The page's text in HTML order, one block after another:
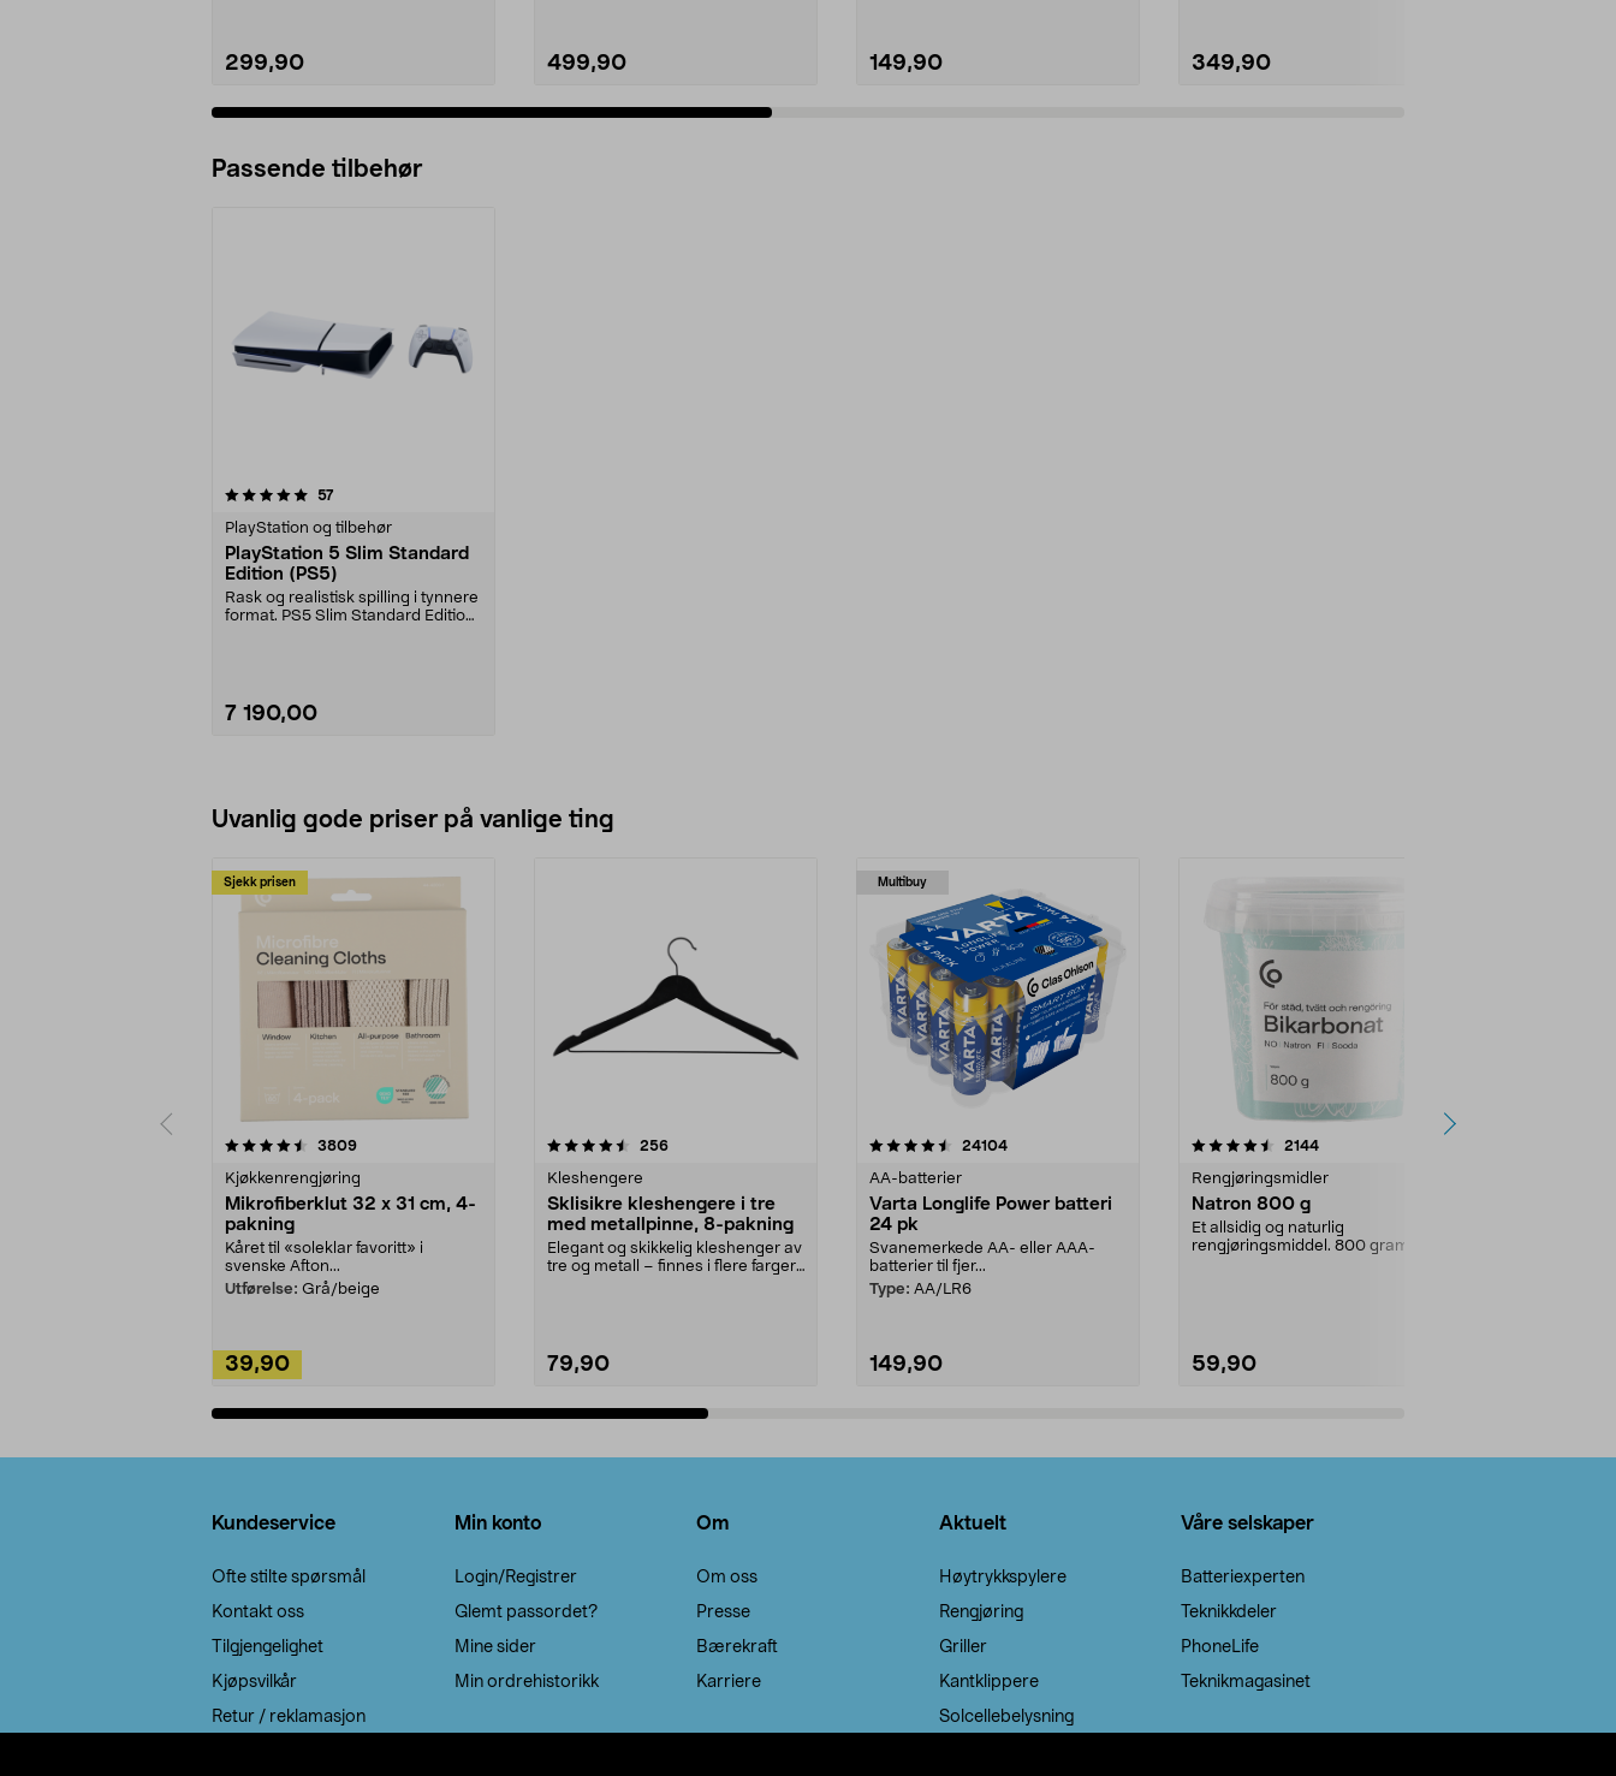
299,90 499,90 149,90 349,90
Passende tilbehør
57anmeldelser
PlayStation og tilbehør
PlayStation 5 Slim Standard
Edition (PS5)
Rask og realistisk spilling i tynnere
format. PS5 Slim Standard Edition
7 190,00
Uvanlig gode priser på vanlige ting
Sjekk prisen
3809anmeldelser
Kjøkkenrengjøring
Mikrofiberklut 32 x 31 cm, 4-
pakning
Kåret til «soleklar favoritt» i
svenske Afton...
Utførelse: Grå/beige
39,90
4.5av 5 stjerner 256anmeldelser
Kleshengere
Sklisikre kleshengere i tre
med metallpinne, 8-pakning
Elegant og skikkelig kleshenger av
tre og metall – finnes i flere farger.
79,90
Multibuy
4.5av 5 stjerner 24104anmeldelser
AA-batterier
Varta Longlife Power batteri
24 pk
Svanemerkede AA- eller AAA-
batterier til fjer...
Type: AA/LR6
149,90
4.5av 5 stjerner 2144anmeldelser
Rengjøringsmidler
Natron 800 g
Et allsidig og naturlig
rengjøringsmiddel. 800 gram
59,90
4.0av 5 stjerner
Kundeservice
Ofte stilte spørsmål
Kontakt oss
Tilgjengelighet
Kjøpsvilkår
Retur / reklamasjon
Min konto
Login/Registrer
Glemt passordet?
Mine sider
Min ordrehistorikk
Om
Om oss
Presse
Bærekraft
Karriere
Aktuelt
Høytrykkspylere
Rengjøring
Griller
Kantklippere
Solcellebelysning
Våre selskaper
Batteriexperten
Teknikkdeler
PhoneLife
Teknikmagasinet